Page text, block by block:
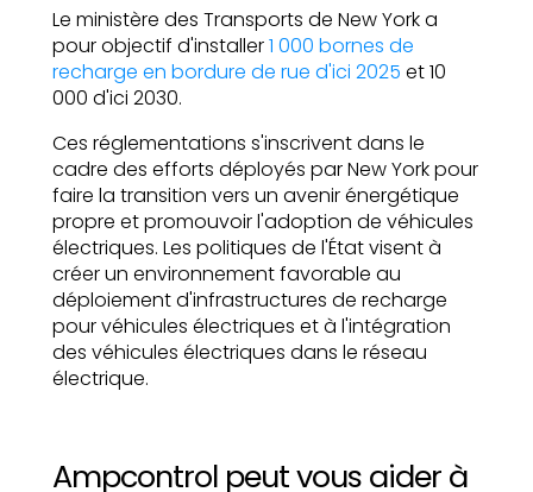
Le ministère des Transports de New York a
pour objectif d'installer1 000 bornes de
recharge en bordure de rue d'ici 2025 et 10
000 d'ici 2030.
Ces réglementations s'inscrivent dans le
cadre des efforts déployés par New York pour
faire la transition vers un avenir énergétique
propre et promouvoir l'adoption de véhicules
électriques. Les politiques de l'État visent à
créer un environnement favorable au
déploiement d'infrastructures de recharge
pour véhicules électriques et à l'intégration
des véhicules électriques dans le réseau
électrique.
Ampcontrol peut vous aider à